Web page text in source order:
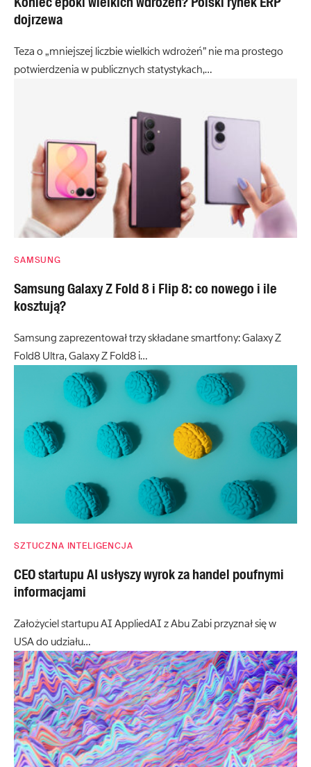
dojrzewa
Teza o „mniejszej liczbie wielkich wdrożeń” nie ma prostego
potwierdzenia w publicznych statystykach,…
SAMSUNG
Samsung Galaxy Z Fold 8 i Flip 8: co nowego i ile
kosztują?
Samsung zaprezentował trzy składane smartfony: Galaxy Z
Fold8 Ultra, Galaxy Z Fold8 i…
SZTUCZNA INTELIGENCJA
CEO startupu AI usłyszy wyrok za handel poufnymi
informacjami
Założyciel startupu AI AppliedAI z Abu Zabi przyznał się w
USA do udziału…